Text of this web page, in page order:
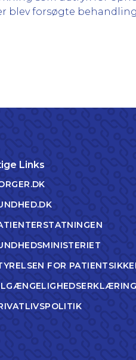
blev forsøgte
Links
FOR